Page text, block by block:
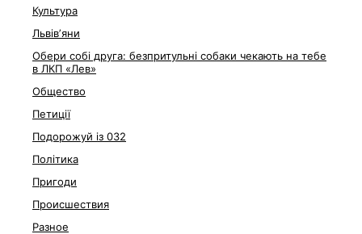
Культура
Львівʼяни
Обери собі друга: безпритульні собаки чекають на тебе
в ЛКП «Лев»
Общество
Петиції
Подорожуй із 032
Політика
Пригоди
Происшествия
Разное